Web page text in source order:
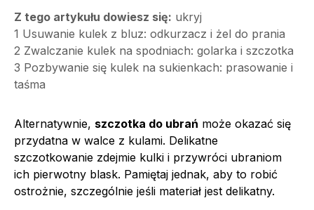
Z tego artykułu dowiesz się: ukryj
1 Usuwanie kulek z bluz: odkurzacz i żel do prania
2 Zwalczanie kulek na spodniach: golarka i szczotka
3 Pozbywanie się kulek na sukienkach: prasowanie i
taśma
Alternatywnie, szczotka do ubrań może okazać się
przydatna w walce z kulami. Delikatne
szczotkowanie zdejmie kulki i przywróci ubraniom
ich pierwotny blask. Pamiętaj jednak, aby to robić
ostrożnie, szczególnie jeśli materiał jest delikatny.